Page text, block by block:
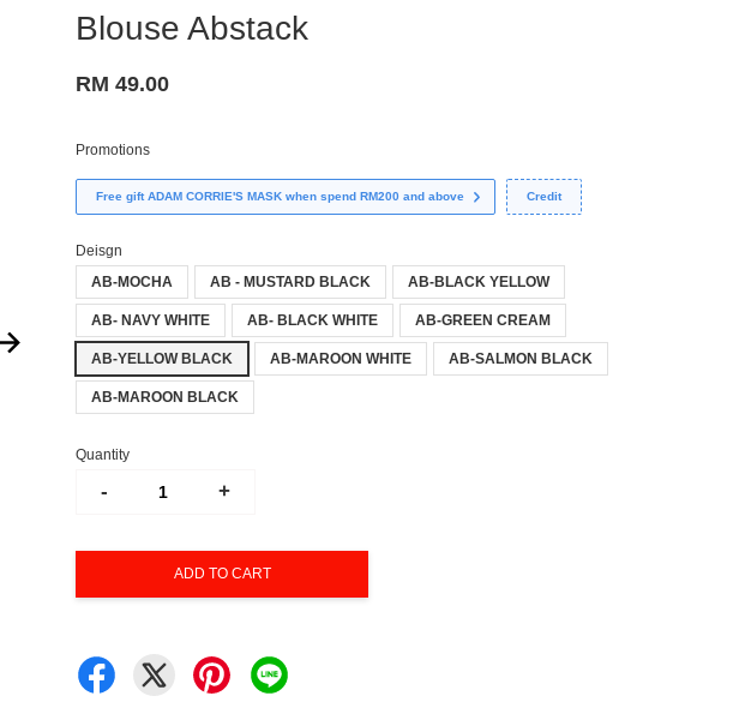
Blouse Abstack
RM 49.00
Promotions
Free gift ADAM CORRIE'S MASK when spend RM200 and above Credit
Deisgn
AB-MOCHA
AB - MUSTARD BLACK AB-BLACK YELLOW
AB- NAVY WHITE AB- BLACK WHITE AB-GREEN CREAM
AB-YELLOW BLACK AB-MAROON WHITE AB-SALMON BLACK
AB-MAROON BLACK
Quantity
- +
ADD TO CART